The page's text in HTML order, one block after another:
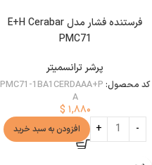
فرستنده فشار مدل E+H Cerabar
PMC71
پرشر ترانسمیتر
کد محصول: PMC71-1BA1CERDAAA+P
A
$ ۱,۸۸۰
افزودن به سبد خرید